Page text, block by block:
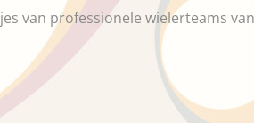
van professionele wielerteams